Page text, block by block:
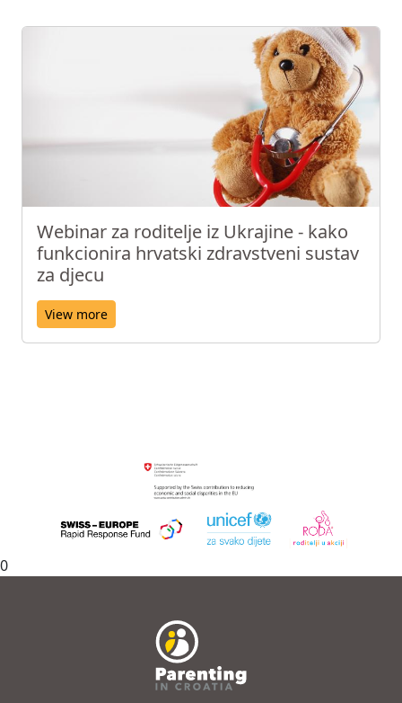
Webinar za roditelje iz Ukrajine - kako
funkcionira hrvatski zdravstveni sustav
za djecu
View more
0